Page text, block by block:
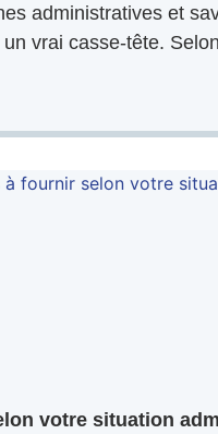
administratives et
vrai casse-tête.
votre situation